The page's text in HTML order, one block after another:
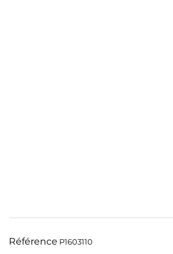
Référence P1603110